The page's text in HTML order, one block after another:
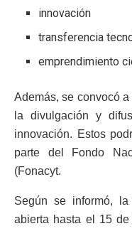
innovación
transferencia
emprendimiento
Además, se convocó
la divulgación y
innovación. Estos
parte del Fondo
(Fonacyt.
Según se informó,
abierta hasta el 15